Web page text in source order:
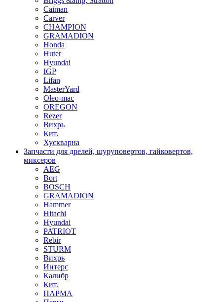
Caiman
Carver
CHAMPION
GRAMADION
Honda
Huter
Hyundai
IGP
Lifan
MasterYard
Oleo-mac
OREGON
Rezer
Вихрь
Кит.
Хускварна
Запчасти для дрелей, шуруповертов, гайковертов,
миксеров
AEG
Bort
BOSCH
GRAMADION
Hammer
Hitachi
Hyundai
PATRIOT
Rebir
STURM
Вихрь
Интерс
Калибр
Кит.
ПАРМА